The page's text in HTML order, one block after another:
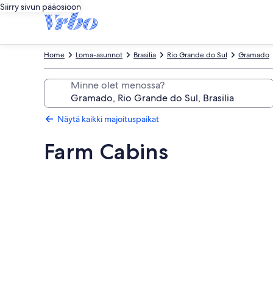
Siirry sivun pääosioon
Gramado
Rio Grande do Sul
Brasilia
Loma-asunnot
Home
Minne olet menossa?
Näytä kaikki majoituspaikat
Farm Cabins